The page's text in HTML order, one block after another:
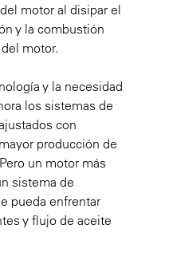
motor al disipar el
y la combustión
motor.
y la necesidad
los sistemas de
con
producción de
un motor más
sistema de
pueda enfrentar
y flujo de aceite